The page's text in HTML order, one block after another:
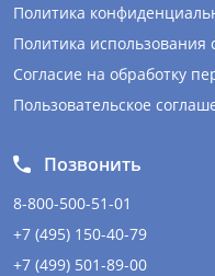
Политика
Политика использования
Согласие на обработку
Пользовательское
Позвонить
8-800-500-51-01
+7 (495) 150-40-79
+7 (499) 501-89-00